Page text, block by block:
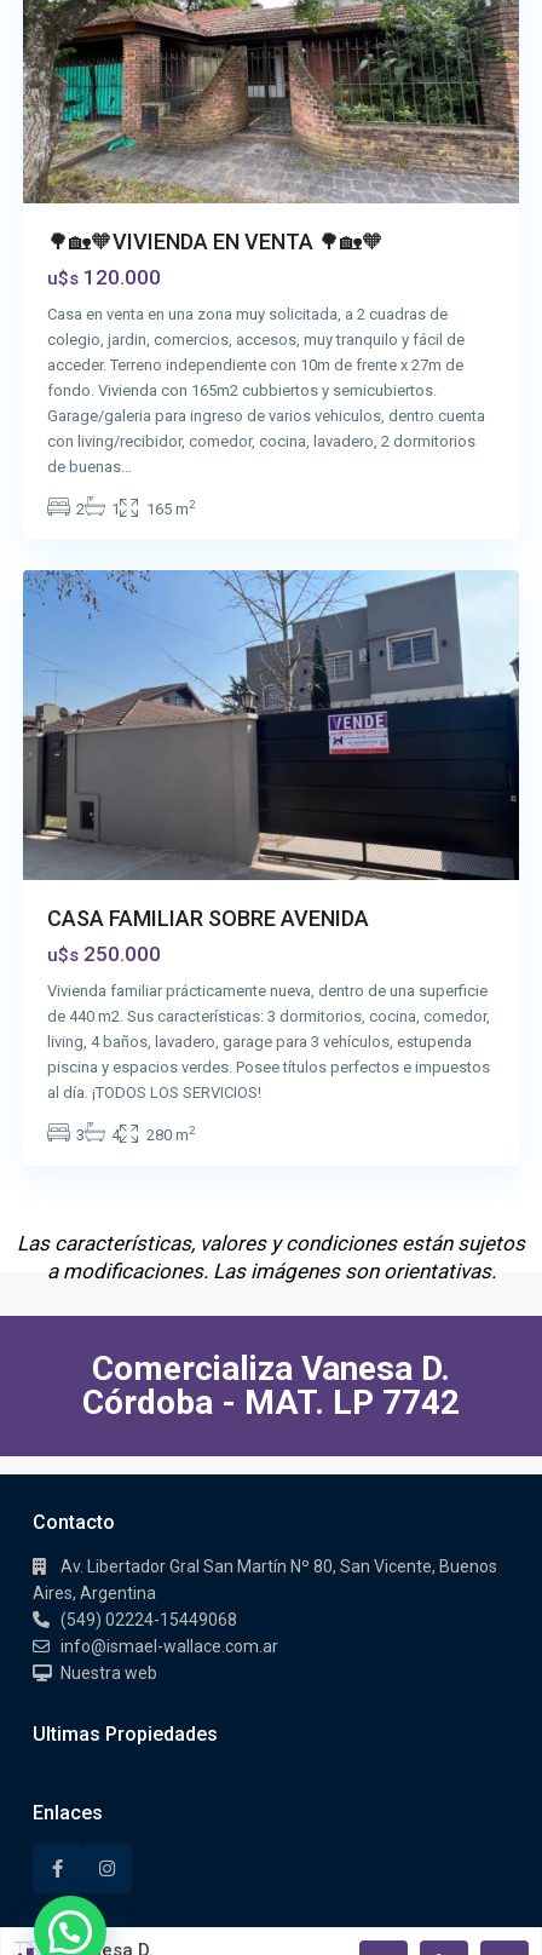
🌳🏡🧡VIVIENDA EN VENTA 🌳🏡🧡
u$s120.000
Casa en venta en una zona muy solicitada, a 2 cuadras de
colegio, jardin, comercios, accesos, muy tranquilo y fácil de
acceder. Terreno independiente con 10m de frente x 27m de
fondo. Vivienda con 165m2 cubbiertos y semicubiertos.
Garage/galeria para ingreso de varios vehiculos, dentro cuenta
con living/recibidor, comedor, cocina, lavadero, 2 dormitorios
de buenas…
2 1 165 m2
San
CASA FAMILIAR SOBRE AVENIDA
u$s250.000
Vivienda familiar prácticamente nueva, dentro de una superficie
de 440 m2. Sus características: 3 dormitorios, cocina, comedor,
living, 4 baños, lavadero, garage para 3 vehículos, estupenda
piscina y espacios verdes. Posee títulos perfectos e impuestos
al día. ¡TODOS LOS SERVICIOS!
3 4 280 m2
Las características, valores y condiciones están sujetos
a modificaciones. Las imágenes son orientativas.
Comercializa Vanesa D.
Córdoba - MAT. LP 7742
Contacto
Av. Libertador Gral San Martín Nº 80, San Vicente, Buenos
Aires, Argentina
(549) 02224-15449068
info@ismael-wallace.com.ar
Nuestra web
Ultimas Propiedades
Enlaces
Vanesa D.